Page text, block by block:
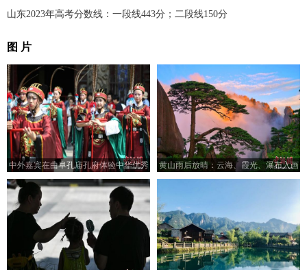
山东2023年高考分数线：一段线443分；二段线150分
图 片
中外嘉宾在曲阜孔庙孔府体验中华优秀
传统文化
黄山雨后放晴：云海、霞光、瀑布入画
来